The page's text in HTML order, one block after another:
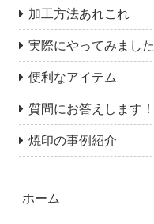
加工方法あれこれ
実際にやってみました
便利なアイテム
質問にお答えします！
焼印の事例紹介
ホーム